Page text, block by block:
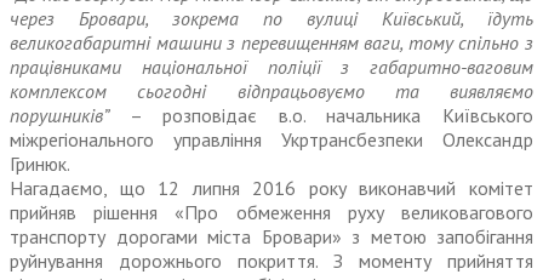
через Бровари, зокрема по вулиці Київський, їдуть
великогабаритні машини з перевищенням ваги, тому спільно з
працівниками національної поліції з габаритно-ваговим
комплексом сьогодні відпрацьовуємо та виявляємо
порушників”– розповідає в.о. начальника Київського
міжрегіонального управління Укртрансбезпеки Олександр
Гринюк.
Нагадаємо, що 12 липня 2016 року виконавчий комітет
прийняв рішення «Про обмеження руху великовагового
транспорту дорогами міста Бровари» з метою запобігання
руйнування дорожнього покриття. З моменту прийняття